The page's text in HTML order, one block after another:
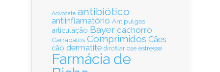
Advocate antibiótico
antiinflamatório Antipulgas
articulação Bayer cachorro
Carrapatos Comprimidos Cães
cão dermatite dirofilariose estresse
Farmácia de